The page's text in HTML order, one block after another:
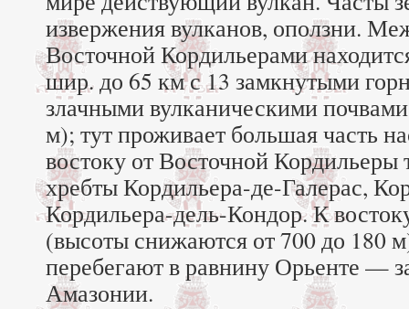
извержения вулканов, оползни.
Восточной Кордильерами
шир. до 65 км с 13 замкнутыми
злачными вулканическими
м); тут проживает большая часть
востоку от Восточной Кордильеры
хребты Кордильера-де-Галерас,
Кордильера-дель-Кондор. К
(высоты снижаются от 700 до 180
перебегают в равнину Орьенте —
Амазонии.